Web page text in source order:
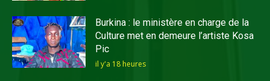
Burkina : le ministère en charge de la
Culture met en demeure l’artiste Kosa
Pic
il y'a 18 heures